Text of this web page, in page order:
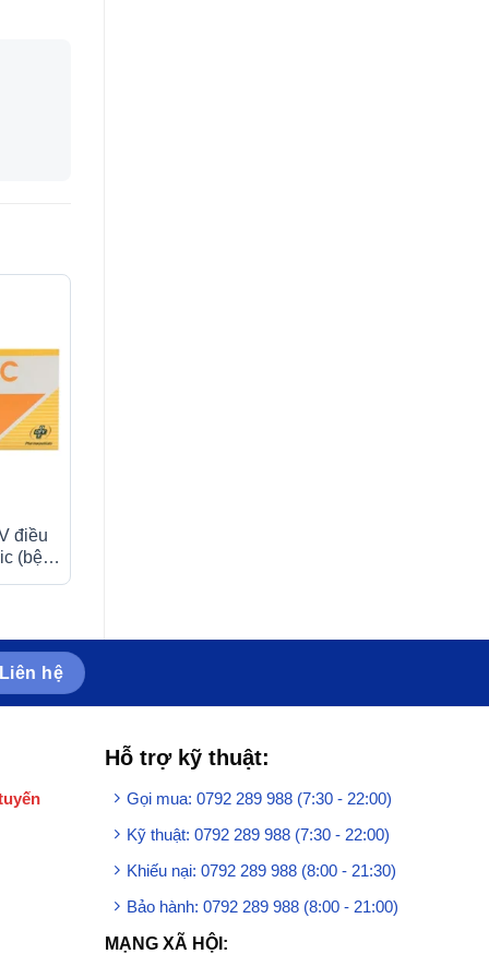
điều
(bệnh
Liên hệ
Hỗ trợ kỹ thuật:
Gọi mua: 0792 289 988 (7:30 - 22:00)
Kỹ thuật: 0792 289 988 (7:30 - 22:00)
Khiếu nại: 0792 289 988 (8:00 - 21:30)
Bảo hành: 0792 289 988 (8:00 - 21:00)
MẠNG XÃ HỘI: